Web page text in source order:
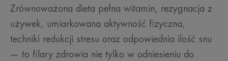
Zrównoważona dieta pełna witamin, rezygnacja z
używek, umiarkowana aktywność fizyczna,
techniki redukcji stresu oraz odpowiednia ilość snu
— to filary zdrowia nie tylko w odniesieniu do